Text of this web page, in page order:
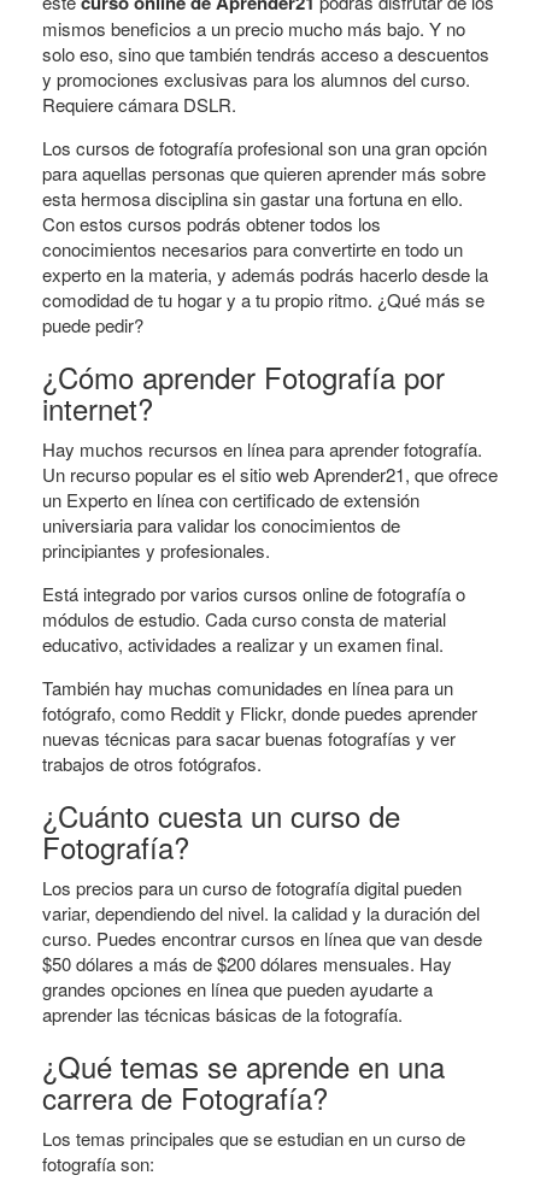
mismos beneficios a un precio mucho más bajo. Y no
solo eso, sino que también tendrás acceso a descuentos
y promociones exclusivas para los alumnos del curso.
Requiere cámara DSLR.
Los cursos de fotografía profesional son una gran opción
para aquellas personas que quieren aprender más sobre
esta hermosa disciplina sin gastar una fortuna en ello.
Con estos cursos podrás obtener todos los
conocimientos necesarios para convertirte en todo un
experto en la materia, y además podrás hacerlo desde la
comodidad de tu hogar y a tu propio ritmo. ¿Qué más se
puede pedir?
¿Cómo aprender Fotografía por
internet?
Hay muchos recursos en línea para aprender fotografía.
Un recurso popular es el sitio web Aprender21, que ofrece
un Experto en línea con certificado de extensión
universiaria para validar los conocimientos de
principiantes y profesionales.
Está integrado por varios cursos online de fotografía o
módulos de estudio. Cada curso consta de material
educativo, actividades a realizar y un examen final.
También hay muchas comunidades en línea para un
fotógrafo, como Reddit y Flickr, donde puedes aprender
nuevas técnicas para sacar buenas fotografías y ver
trabajos de otros fotógrafos.
¿Cuánto cuesta un curso de
Fotografía?
Los precios para un curso de fotografía digital pueden
variar, dependiendo del nivel. la calidad y la duración del
curso. Puedes encontrar cursos en línea que van desde
$50 dólares a más de $200 dólares mensuales. Hay
grandes opciones en línea que pueden ayudarte a
aprender las técnicas básicas de la fotografía.
¿Qué temas se aprende en una
carrera de Fotografía?
Los temas principales que se estudian en un curso de
fotografía son: